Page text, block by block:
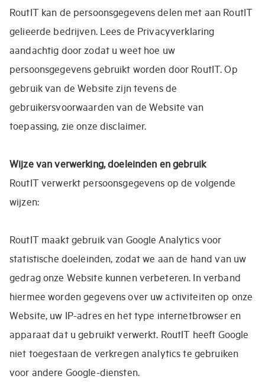
RoutIT kan de persoonsgegevens delen met aan RoutIT
gelieerde bedrijven. Lees de Privacyverklaring
aandachtig door zodat u weet hoe uw
persoonsgegevens gebruikt worden door RoutIT. Op
gebruik van de Website zijn tevens de
gebruikersvoorwaarden van de Website van
toepassing, zie onze disclaimer.
Wijze van verwerking, doeleinden en gebruik
RoutIT verwerkt persoonsgegevens op de volgende
wijzen:
RoutIT maakt gebruik van Google Analytics voor
statistische doeleinden, zodat we aan de hand van uw
gedrag onze Website kunnen verbeteren. In verband
hiermee worden gegevens over uw activiteiten op onze
Website, uw IP-adres en het type internetbrowser en
apparaat dat u gebruikt verwerkt. RoutIT heeft Google
niet toegestaan de verkregen analytics te gebruiken
voor andere Google-diensten.